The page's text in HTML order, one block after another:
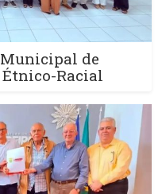
de
Racial